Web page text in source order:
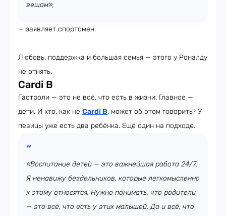
вещам»,
— заявляет спортсмен.
Любовь, поддержка и большая семья — этого у Роналду
не отнять.
Cardi B
Гастроли — это не всё, что есть в жизни. Главное —
дети. И кто, как не Cardi B, может об этом говорить? У
певицы уже есть два ребёнка. Ещё один на подходе.
«Воспитание детей — это важнейшая работа 24/7.
Я ненавижу бездельников, которые легкомысленно
к этому относятся. Нужно понимать, что родители
— это всё, что есть у этих малышей. Да и всё, что